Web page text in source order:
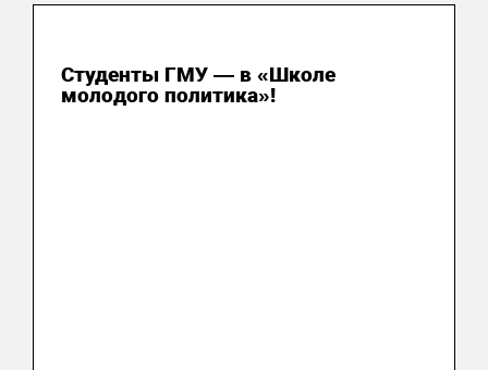
Студенты ГМУ — в «Школе
молодого политика»!